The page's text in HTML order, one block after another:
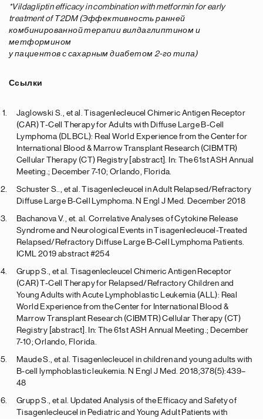
*Vildagliptin efficacy in combination with metformin for early
treatment of T2DM (Эффективность ранней
комбинированной терапии вилдаглиптином и
метформином
у пациентов с сахарным диабетом 2-го типа)
Ссылки
Jaglowski S., et al. Tisagenlecleucel Chimeric Antigen Receptor
(CAR) T-Cell Therapy for Adults with Diffuse Large B-Cell
Lymphoma (DLBCL): Real World Experience from the Center for
International Blood & Marrow Transplant Research (CIBMTR)
Cellular Therapy (CT) Registry [abstract]. In: The 61st ASH Annual
Meeting.; December 7-10; Orlando, Florida.
Schuster S.., et al. Tisagenlecleucel in Adult Relapsed/Refractory
Diffuse Large B-Cell Lymphoma. N Engl J Med. December 2018
Bachanova V., et. al. Correlative Analyses of Cytokine Release
Syndrome and Neurological Events in Tisagenlecleucel-Treated
Relapsed/Refractory Diffuse Large B-Cell Lymphoma Patients.
ICML 2019 abstract #254
Grupp S., et al. Tisagenlecleucel Chimeric Antigen Receptor
(CAR) T-Cell Therapy for Relapsed/Refractory Children and
Young Adults with Acute Lymphoblastic Leukemia (ALL): Real
World Experience from the Center for International Blood &
Marrow Transplant Research (CIBMTR) Cellular Therapy (CT)
Registry [abstract]. In: The 61st ASH Annual Meeting.; December
7-10; Orlando, Florida.
Maude S., et al. Tisagenlecleucel in children and young adults with
B-cell lymphoblastic leukemia. N Engl J Med. 2018;378(5):439–
48
Grupp S., et al. Updated Analysis of the Efficacy and Safety of
Tisagenlecleucel in Pediatric and Young Adult Patients with